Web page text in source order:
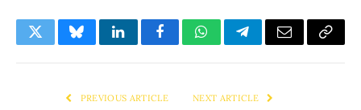
TwitterBlueskyLinkedInFacebookWhatsAppTelegramEmail Copy
PREVIOUS ARTICLE NEXT ARTICLE